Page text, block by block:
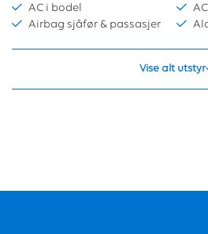
AC i bodel
Airbag sjåfør & passasjer
Vise alt utstyr